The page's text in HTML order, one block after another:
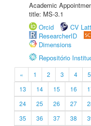
Academic
title: MS-3.1
Orcid
CV
ResearcherID
Dimensions
Repositório
« 1 2 3 4 5
13
14 15 16
24
25 26 27
35
36 37 38